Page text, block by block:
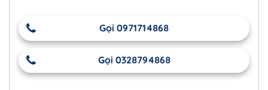
Gọi 0971714868
Gọi 0328794868